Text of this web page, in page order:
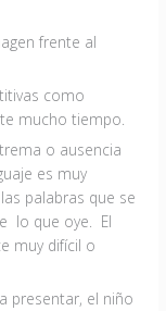
frente al
como
mucho tiempo.
o ausencia
es muy
palabras que se
lo que oye. El
muy difícil o
presentar, el niño